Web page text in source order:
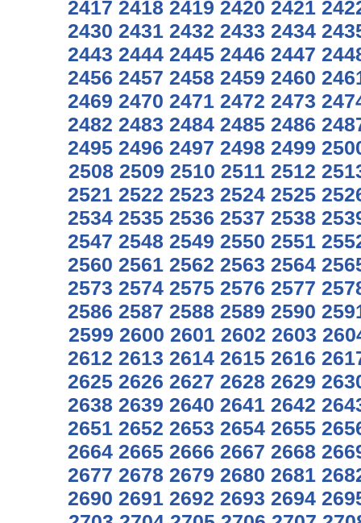
2417 2418 2419 2420 2421
2430 2431 2432 2433 2434
2443 2444 2445 2446 2447
2456 2457 2458 2459 2460
2469 2470 2471 2472 2473
2482 2483 2484 2485 2486
2495 2496 2497 2498 2499
2508 2509 2510 2511 2512
2521 2522 2523 2524 2525
2534 2535 2536 2537 2538
2547 2548 2549 2550 2551
2560 2561 2562 2563 2564
2573 2574 2575 2576 2577
2586 2587 2588 2589 2590
2599 2600 2601 2602 2603
2612 2613 2614 2615 2616
2625 2626 2627 2628 2629
2638 2639 2640 2641 2642
2651 2652 2653 2654 2655
2664 2665 2666 2667 2668
2677 2678 2679 2680 2681
2690 2691 2692 2693 2694